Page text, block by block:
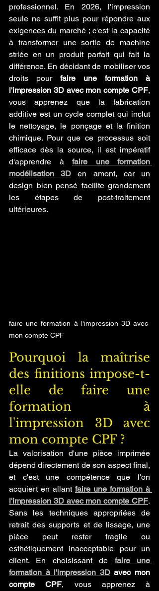
professionnel. En 2026, l'impression
seule ne suffit plus pour répondre aux
exigences du marché ; c'est la capacité
à transformer une sortie de machine
striée en un produit parfait qui fait la
différence. En décidant de mobiliser vos
droits pour faire une formation à
l'impression 3D avec mon compte CPF,
vous apprenez que la fabrication
additive est un cycle complet qui inclut
le nettoyage, le ponçage et la finition
chimique. Pour que ce processus soit
efficace dès la source, il est impératif
d'apprendre à faire une formation
modélisation 3D en amont, car un
design bien pensé facilite grandement
les étapes de post-traitement
ultérieures.
faire une formation à l'impression 3D avec
mon compte CPF
Pourquoi la maîtrise
des finitions impose-t-
elle de faire une
formation à
l'impression 3D avec
mon compte CPF ?
La valorisation d'une pièce imprimée
dépend directement de son aspect final,
et c'est une compétence que l'on
acquiert en allant faire une formation à
l'impression 3D avec mon compte CPF.
Sans les techniques appropriées de
retrait des supports et de lissage, une
pièce peut rester fragile ou
esthétiquement inacceptable pour un
client. En choisissant de faire une
formation à l'impression 3D avec mon
compte CPF, vous apprenez à